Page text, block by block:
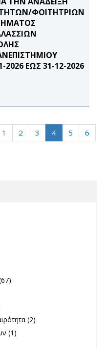
ΦΟΙΤΗΤΡΙΩΝ
2026 ΕΩΣ 31-12-2026
1 2 3 4 5
6
filter
filter
filter
filter
filter
επικαιρότητα filter
(2)
filter
(1)